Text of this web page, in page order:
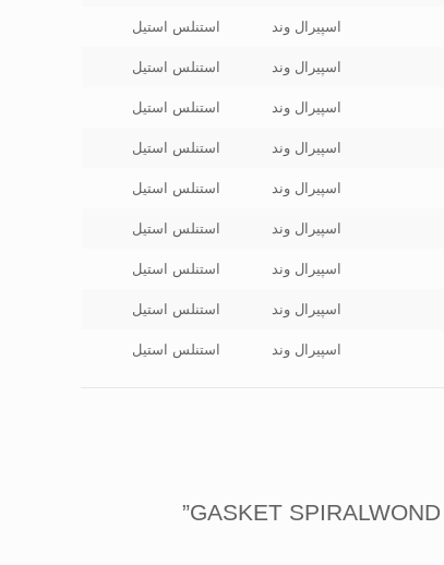
اسپیرال وند استنلس استیل
اسپیرال وند استنلس استیل
اسپیرال وند استنلس استیل
اسپیرال وند استنلس استیل
اسپیرال وند استنلس استیل
اسپیرال وند استنلس استیل
اسپیرال وند استنلس استیل
اسپیرال وند استنلس استیل
اسپیرال وند استنلس استیل